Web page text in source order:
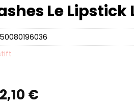
Le
€Aktueller